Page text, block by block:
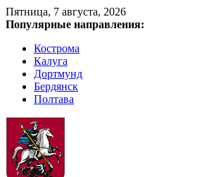
Пятница, 7 августа, 2026
Популярные направления:
Кострома
Калуга
Дортмунд
Бердянск
Полтава